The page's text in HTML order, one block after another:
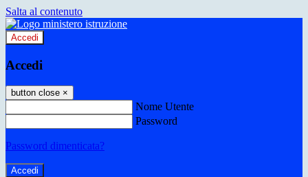
Salta al contenuto
Accedi
Accedi
button close ×
Nome Utente
Password
Password dimenticata?